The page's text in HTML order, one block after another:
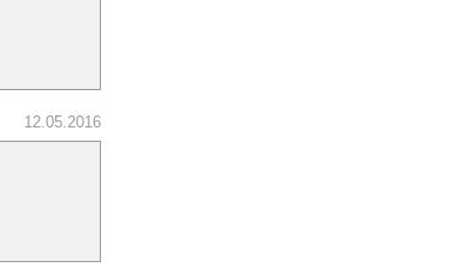
12.05.2016